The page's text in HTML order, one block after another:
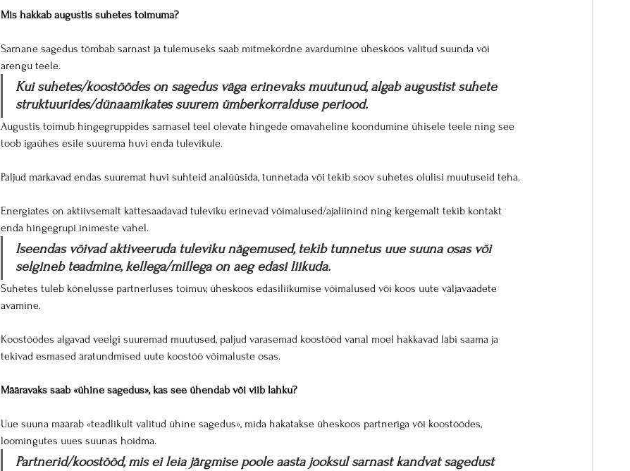
Mis hakkab augustis suhetes toimuma?
Sarnane sagedus tõmbab sarnast ja tulemuseks saab mitmekordne avardumine üheskoos valitud suunda või
arengu teele.
Kui suhetes/koostöödes on sagedus väga erinevaks muutunud, algab augustist suhete
struktuurides/dünaamikates suurem ümberkorralduse periood.
Augustis toimub hingegruppides sarnasel teel olevate hingede omavaheline koondumine ühisele teele ning see
toob igaühes esile suurema huvi enda tulevikule.
Paljud märkavad endas suuremat huvi suhteid analüüsida, tunnetada või tekib soov suhetes olulisi muutuseid teha.
Energiates on aktiivsemalt kättesaadavad tuleviku erinevad võimalused/ajaliinind ning kergemalt tekib kontakt
enda hingegrupi inimeste vahel.
Iseendas võivad aktiveeruda tuleviku nägemused, tekib tunnetus uue suuna osas või
selgineb teadmine, kellega/millega on aeg edasi liikuda.
Suhetes tuleb kõnelusse partnerluses toimuv, üheskoos edasiliikumise võimalused või koos uute väljavaadete
avamine.
Koostöödes algavad veelgi suuremad muutused, paljud varasemad koostööd vanal moel hakkavad läbi saama ja
tekivad esmased äratundmised uute koostöö võimaluste osas.
Määravaks saab «ühine sagedus», kas see ühendab või viib lahku?
Uue suuna määrab «teadlikult valitud ühine sagedus», mida hakatakse üheskoos partneriga või koostöödes,
loomingutes uues suunas hoidma.
Partnerid/koostööd, mis ei leia järgmise poole aasta jooksul sarnast kandvat sagedust